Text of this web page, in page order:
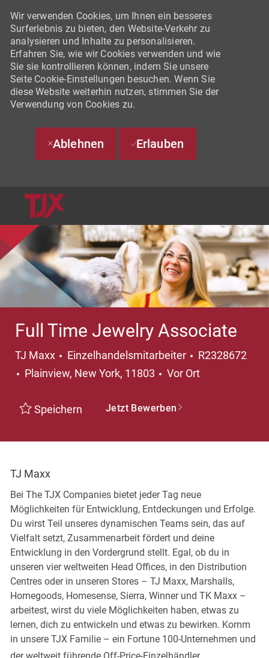
Wir verwenden Cookies, um Ihnen ein besseres
Surferlebnis zu bieten, den Website-Verkehr zu
analysieren und Inhalte zu personalisieren.
Erfahren Sie, wie wir Cookies verwenden und wie
Sie sie kontrollieren können, indem Sie unsere
Seite Cookie-Einstellungen besuchen. Wenn Sie
diese Website weiterhin nutzen, stimmen Sie der
Verwendung von Cookies zu.
Ablehnen Erlauben
Full Time Jewelry Associate
TJ Maxx Kategorie
Einzelhandelsmitarbeiter
R2328672
Ort
Plainview, New York, 11803 Vor Ort
Speichern Jetzt Bewerben
TJ Maxx
Bei The TJX Companies bietet jeder Tag neue
Möglichkeiten für Entwicklung, Entdeckungen und Erfolge.
Du wirst Teil unseres dynamischen Teams sein, das auf
Vielfalt setzt, Zusammenarbeit fördert und deine
Entwicklung in den Vordergrund stellt. Egal, ob du in
unseren vier weltweiten Head Offices, in den Distribution
Centres oder in unseren Stores – TJ Maxx, Marshalls,
Homegoods, Homesense, Sierra, Winner und TK Maxx –
arbeitest, wirst du viele Möglichkeiten haben, etwas zu
lernen, dich zu entwickeln und etwas zu bewirken. Komm
in unsere TJX Familie – ein Fortune 100-Unternehmen und
der weltweit führende Off-Price-Einzelhändler.